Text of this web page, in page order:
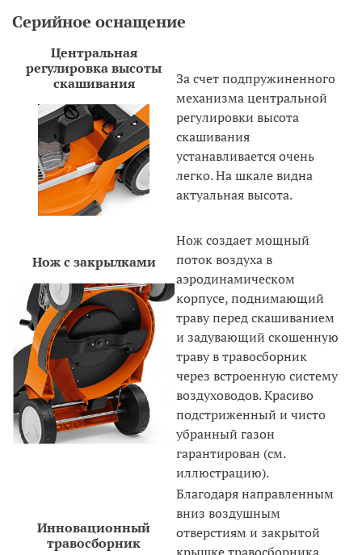
Серийное оснащение
Центральная
регулировка высоты
скашивания
За счет подпружиненного
механизма центральной
регулировки высота
скашивания
устанавливается очень
легко. На шкале видна
актуальная высота.
Нож с закрылками
Нож создает мощный
поток воздуха в
аэродинамическом
корпусе, поднимающий
траву перед скашиванием
и задувающий скошенную
траву в травосборник
через встроенную систему
воздуховодов. Красиво
подстриженный и чисто
убранный газон
гарантирован (см.
иллюстрацию).
Инновационный
травосборник
Благодаря направленным
вниз воздушным
отверстиям и закрытой